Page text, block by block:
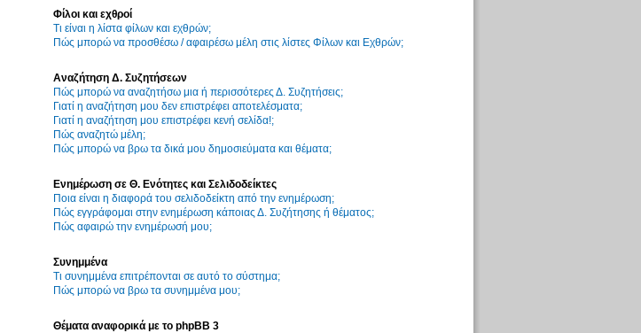
Φίλοι και εχθροί
Τι είναι η λίστα φίλων και εχθρών;
Πώς μπορώ να προσθέσω / αφαιρέσω μέλη στις λίστες Φίλων και Εχθρών;
Αναζήτηση Δ. Συζητήσεων
Πώς μπορώ να αναζητήσω μια ή περισσότερες Δ. Συζητήσεις;
Γιατί η αναζήτηση μου δεν επιστρέφει αποτελέσματα;
Γιατί η αναζήτηση μου επιστρέφει κενή σελίδα!;
Πώς αναζητώ μέλη;
Πώς μπορώ να βρω τα δικά μου δημοσιεύματα και θέματα;
Ενημέρωση σε Θ. Ενότητες και Σελιδοδείκτες
Ποια είναι η διαφορά του σελιδοδείκτη από την ενημέρωση;
Πώς εγγράφομαι στην ενημέρωση κάποιας Δ. Συζήτησης ή θέματος;
Πώς αφαιρώ την ενημέρωσή μου;
Συνημμένα
Τι συνημμένα επιτρέπονται σε αυτό το σύστημα;
Πώς μπορώ να βρω τα συνημμένα μου;
Θέματα αναφορικά με το phpBB 3